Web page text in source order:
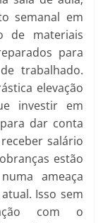
semanal em
de materiais
para
trabalhado.
elevação
investir em
dar conta
salário
estão
ameaça
Isso sem
com o